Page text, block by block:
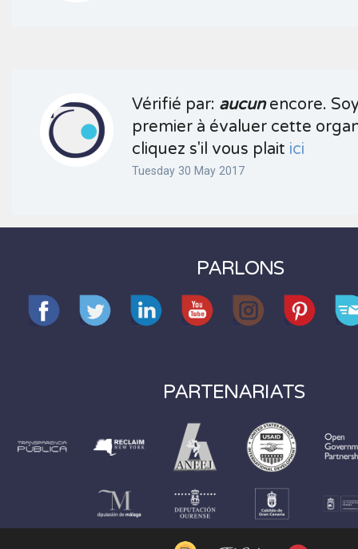
Vérifié par: aucunencore.
premier à évaluer cette
cliquez s'il vous plait ici
Tuesday 30 May 2017
PARLONS
PARTENARIATS